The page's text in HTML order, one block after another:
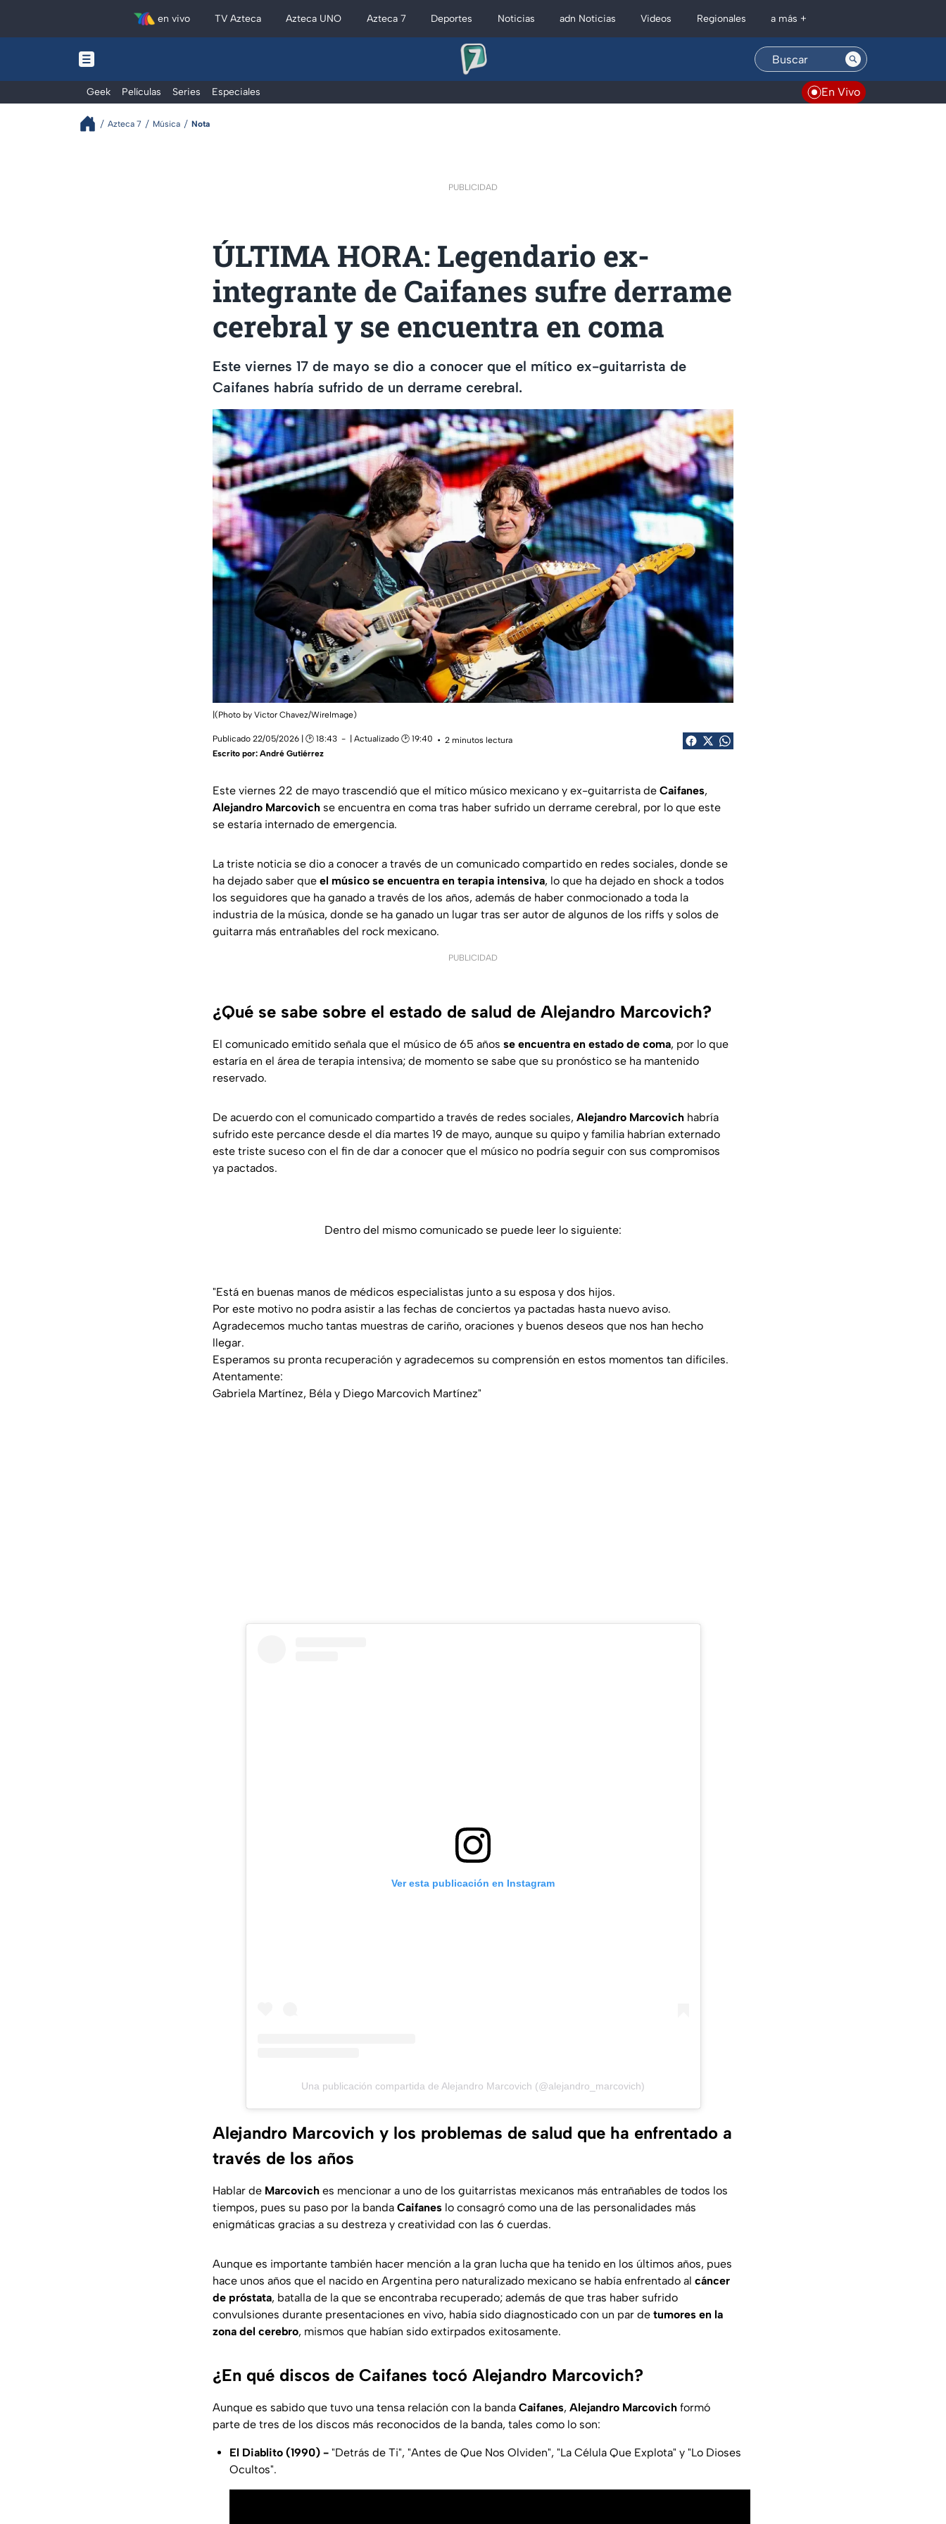
en vivo TV Azteca Azteca UNO Azteca 7 Deportes Noticias adn Noticias Videos Regionales a más +
Geek Películas Series Especiales En Vivo
Azteca 7 Música Nota
PUBLICIDAD
ÚLTIMA HORA: Legendario ex-
integrante de Caifanes sufre derrame
cerebral y se encuentra en coma
Este viernes 17 de mayo se dio a conocer que el mítico ex-guitarrista de
Caifanes habría sufrido de un derrame cerebral.
|(Photo by Victor Chavez/WireImage)
Publicado 22/05/2026 | 🕑 18:43 | Actualizado 🕑 19:40
2 minutos lectura
Escrito por: André Gutiérrez
Este viernes 22 de mayo trascendió que el mítico músico mexicano y ex-guitarrista de Caifanes,
Alejandro Marcovich se encuentra en coma tras haber sufrido un derrame cerebral, por lo que este
se estaría internado de emergencia.
La triste noticia se dio a conocer a través de un comunicado compartido en redes sociales, donde se
ha dejado saber que el músico se encuentra en terapia intensiva, lo que ha dejado en shock a todos
los seguidores que ha ganado a través de los años, además de haber conmocionado a toda la
industria de la música, donde se ha ganado un lugar tras ser autor de algunos de los riffs y solos de
guitarra más entrañables del rock mexicano.
PUBLICIDAD
¿Qué se sabe sobre el estado de salud de Alejandro Marcovich?
El comunicado emitido señala que el músico de 65 años se encuentra en estado de coma, por lo que
estaría en el área de terapia intensiva; de momento se sabe que su pronóstico se ha mantenido
reservado.
De acuerdo con el comunicado compartido a través de redes sociales, Alejandro Marcovich habría
sufrido este percance desde el día martes 19 de mayo, aunque su quipo y familia habrían externado
este triste suceso con el fin de dar a conocer que el músico no podría seguir con sus compromisos
ya pactados.
Dentro del mismo comunicado se puede leer lo siguiente:
"Está en buenas manos de médicos especialistas junto a su esposa y dos hijos.
Por este motivo no podra asistir a las fechas de conciertos ya pactadas hasta nuevo aviso.
Agradecemos mucho tantas muestras de cariño, oraciones y buenos deseos que nos han hecho
llegar.
Esperamos su pronta recuperación y agradecemos su comprensión en estos momentos tan difíciles.
Atentamente:
Gabriela Martínez, Béla y Diego Marcovich Martínez"
Ver esta publicación en Instagram
Una publicación compartida de Alejandro Marcovich (@alejandro_marcovich)
Alejandro Marcovich y los problemas de salud que ha enfrentado a
través de los años
Hablar de Marcovich es mencionar a uno de los guitarristas mexicanos más entrañables de todos los
tiempos, pues su paso por la banda Caifanes lo consagró como una de las personalidades más
enigmáticas gracias a su destreza y creatividad con las 6 cuerdas.
Aunque es importante también hacer mención a la gran lucha que ha tenido en los últimos años, pues
hace unos años que el nacido en Argentina pero naturalizado mexicano se había enfrentado al cáncer
de próstata, batalla de la que se encontraba recuperado; además de que tras haber sufrido
convulsiones durante presentaciones en vivo, había sido diagnosticado con un par de tumores en la
zona del cerebro, mismos que habían sido extirpados exitosamente.
¿En qué discos de Caifanes tocó Alejandro Marcovich?
Aunque es sabido que tuvo una tensa relación con la banda Caifanes, Alejandro Marcovich formó
parte de tres de los discos más reconocidos de la banda, tales como lo son:
El Diablito (1990) - "Detrás de Ti", "Antes de Que Nos Olviden", "La Célula Que Explota" y "Lo Dioses
Ocultos".